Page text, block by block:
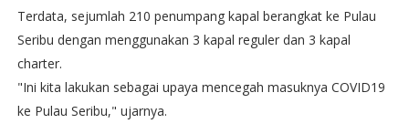
Terdata, sejumlah 210 penumpang kapal berangkat ke Pulau
Seribu dengan menggunakan 3 kapal reguler dan 3 kapal
charter.
"Ini kita lakukan sebagai upaya mencegah masuknya COVID19
ke Pulau Seribu," ujarnya.